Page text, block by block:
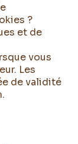
?
et de
vous
Les
de validité